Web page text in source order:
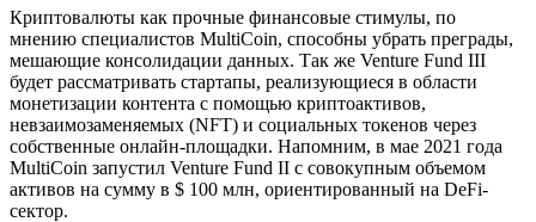
Криптовалюты как прочные финансовые стимулы, по
мнению специалистов MultiCoin, способны убрать преграды,
мешающие консолидации данных. Так же Venture Fund III
будет рассматривать стартапы, реализующиеся в области
монетизации контента с помощью криптоактивов,
невзаимозаменяемых (NFT) и социальных токенов через
собственные онлайн-площадки. Напомним, в мае 2021 года
MultiCoin запустил Venture Fund II с совокупным объемом
активов на сумму в $ 100 млн, ориентированный на DeFi-
сектор.